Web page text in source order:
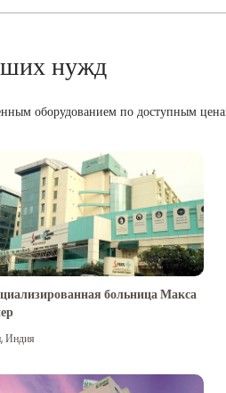
нужд
оборудованием по доступным
больница Макса
,Индия